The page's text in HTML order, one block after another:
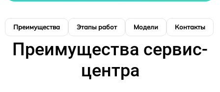
Преимущества Этапы работ Модели Контакты
Преимущества сервис-
центра